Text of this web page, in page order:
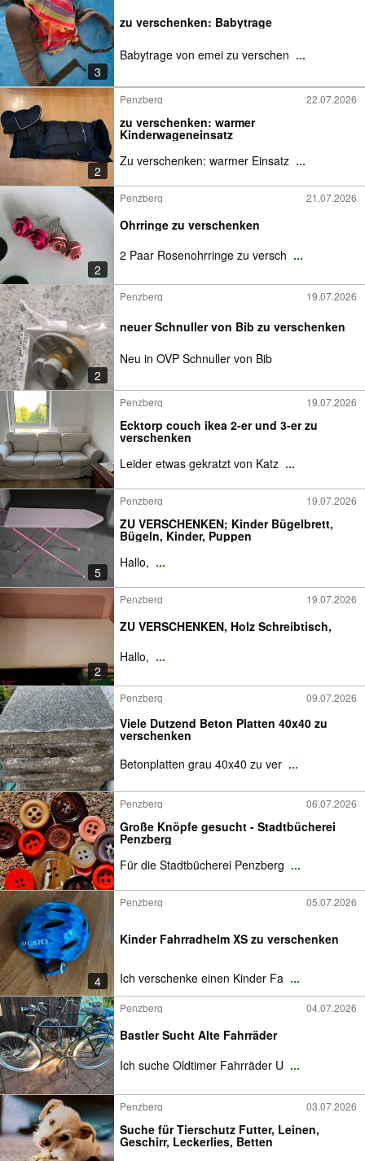
3
zu verschenken: Babytrage
Babytrage von emei zu verschen ...
2
Penzberg 22.07.2026
zu verschenken: warmer
Kinderwageneinsatz
Zu verschenken: warmer Einsatz ...
2
Penzberg 21.07.2026
Ohrringe zu verschenken
2 Paar Rosenohrringe zu versch ...
2
Penzberg 19.07.2026
neuer Schnuller von Bib zu verschenken
Neu in OVP Schnuller von Bib
Penzberg 19.07.2026
Ecktorp couch ikea 2-er und 3-er zu
verschenken
Leider etwas gekratzt von Katz ...
5
Penzberg 19.07.2026
ZU VERSCHENKEN; Kinder Bügelbrett,
Bügeln, Kinder, Puppen
Hallo, ...
2
Penzberg 19.07.2026
ZU VERSCHENKEN, Holz Schreibtisch,
Hallo, ...
Penzberg 09.07.2026
Viele Dutzend Beton Platten 40x40 zu
verschenken
Betonplatten grau 40x40 zu ver ...
Penzberg 06.07.2026
Große Knöpfe gesucht - Stadtbücherei
Penzberg
Für die Stadtbücherei Penzberg ...
4
Penzberg 05.07.2026
Kinder Fahrradhelm XS zu verschenken
Ich verschenke einen Kinder Fa ...
Penzberg 04.07.2026
Bastler Sucht Alte Fahrräder
Ich suche Oldtimer Fahrräder U ...
Penzberg 03.07.2026
Suche für Tierschutz Futter, Leinen,
Geschirr, Leckerlies, Betten